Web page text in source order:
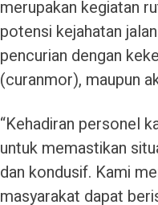
merupakan kegiatan
potensi kejahatan
pencurian dengan
(curanmor), maupun
“Kehadiran personel
untuk memastikan
dan kondusif. Kami
masyarakat dapat